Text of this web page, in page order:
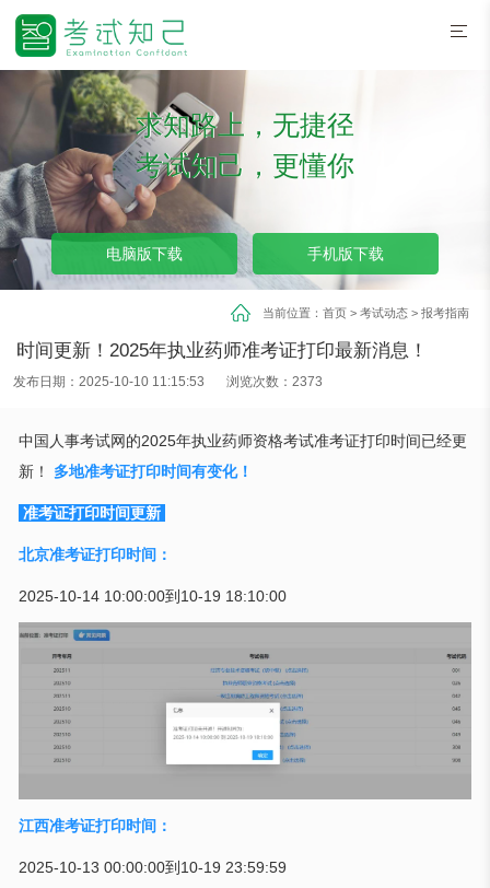
求知路上，无捷径
考试知己，更懂你
电脑版下载 手机版下载
当前位置： 首页> 考试动态> 报考指南
时间更新！2025年执业药师准考证打印最新消息！
发布日期：2025-10-10 11:15:53 浏览次数：2373
中国人事考试网的2025年执业药师资格考试准考证打印时间已经更
新！ 多地准考证打印时间有变化！
准考证打印时间更新
北京准考证打印时间：
2025-10-14 10:00:00到10-19 18:10:00
江西准考证打印时间：
2025-10-13 00:00:00到10-19 23:59:59